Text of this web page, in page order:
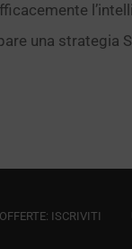
una strategia
ISCRIVITI